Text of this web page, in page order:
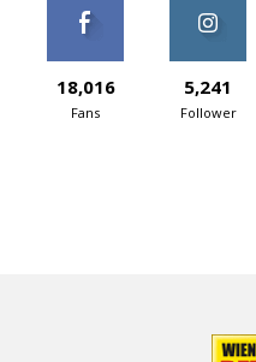
18,016
Fans
5,241
Follower